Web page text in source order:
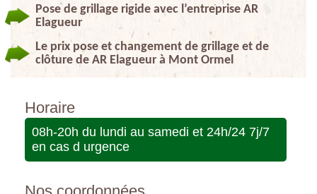
Pose de grillage rigide avec l’entreprise AR
Elagueur
Le prix pose et changement de grillage et de
clôture de AR Elagueur à Mont Ormel
Horaire
08h-20h du lundi au samedi et 24h/24 7j/7
en cas d urgence